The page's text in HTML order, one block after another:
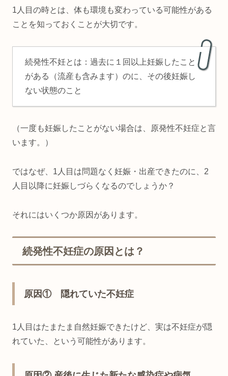
1人目の時とは、体も環境も変わっている可能性がある
ことを知っておくことが大切です。
続発性不妊とは：過去に１回以上妊娠したこと
がある（流産も含みます）のに、その後妊娠し
ない状態のこと
（一度も妊娠したことがない場合は、原発性不妊症と言
います。）
ではなぜ、1人目は問題なく妊娠・出産できたのに、2
人目以降に妊娠しづらくなるのでしょうか？
それにはいくつか原因があります。
続発性不妊症の原因とは？
原因① 隠れていた不妊症
1人目はたまたま自然妊娠できたけど、実は不妊症が隠
れていた、という可能性があります。